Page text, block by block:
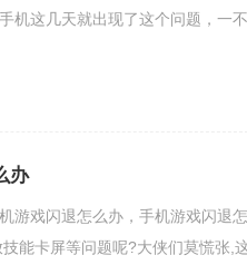
机这几天就出现了这个问题，一不
办
游戏闪退怎么办，手机游戏闪退怎
能卡屏等问题呢?大侠们莫慌张,